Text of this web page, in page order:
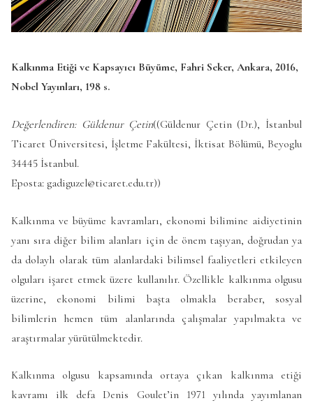
Kalkınma Etiği ve Kapsayıcı Büyüme, Fahri Seker, Ankara, 2016,
Nobel Yayınları, 198 s.
Değerlendiren: Güldenur Çetin((Güldenur Çetin (Dr.), İstanbul
Ticaret Üniversitesi, İşletme Fakültesi, İktisat Bölümü, Beyoglu
34445 İstanbul.
Eposta: gadiguzel@ticaret.edu.tr))
Kalkınma ve büyüme kavramları, ekonomi bilimine aidiyetinin
yanı sıra diğer bilim alanları için de önem taşıyan, doğrudan ya
da dolaylı olarak tüm alanlardaki bilimsel faaliyetleri etkileyen
olguları işaret etmek üzere kullanılır. Özellikle kalkınma olgusu
üzerine, ekonomi bilimi başta olmakla beraber, sosyal
bilimlerin hemen tüm alanlarında çalışmalar yapılmakta ve
araştırmalar yürütülmektedir.
Kalkınma olgusu kapsamında ortaya çıkan kalkınma etiği
kavramı ilk defa Denis Goulet’in 1971 yılında yayımlanan